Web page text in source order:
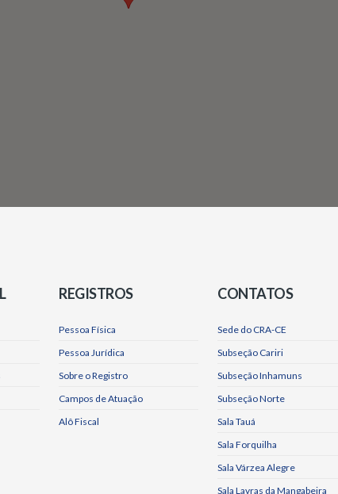
REGISTROS
Pessoa Física
Pessoa Jurídica
Sobre o Registro
Campos de Atuação
Alô Fiscal
CONTATOS
Sede do CRA-CE
Subseção Cariri
Subseção Inhamuns
Subseção Norte
Sala Tauá
Sala Forquilha
Sala Várzea Alegre
Sala Lavras da Mangabeira